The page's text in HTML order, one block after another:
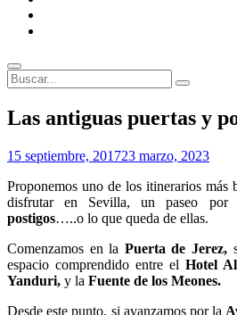
Buscar
Buscar:
Superposición
del
Las antiguas puertas y
Por
de
Sevilla
15 septiembre, 201723 marzo, 2023
Proponemos uno de los itinerarios más
disfrutar en Sevilla, un paseo por
postigos…..o lo que queda de ellas.
Comenzamos en la Puerta de Jerez,
espacio comprendido entre el Hotel
Yanduri, y la Fuente de los Meones.
Desde este punto, si avanzamos por la